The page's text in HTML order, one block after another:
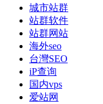
城市站群
站群软件
站群网站
海外seo
台灣SEO
iP查询
国内vps
爱站网